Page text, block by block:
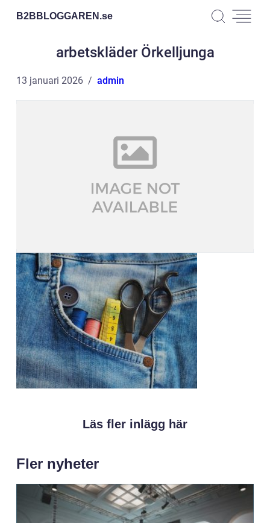
B2BBLOGGAREN.se
arbetskläder Örkelljunga
13 januari 2026 admin
Läs fler inlägg här
Fler nyheter